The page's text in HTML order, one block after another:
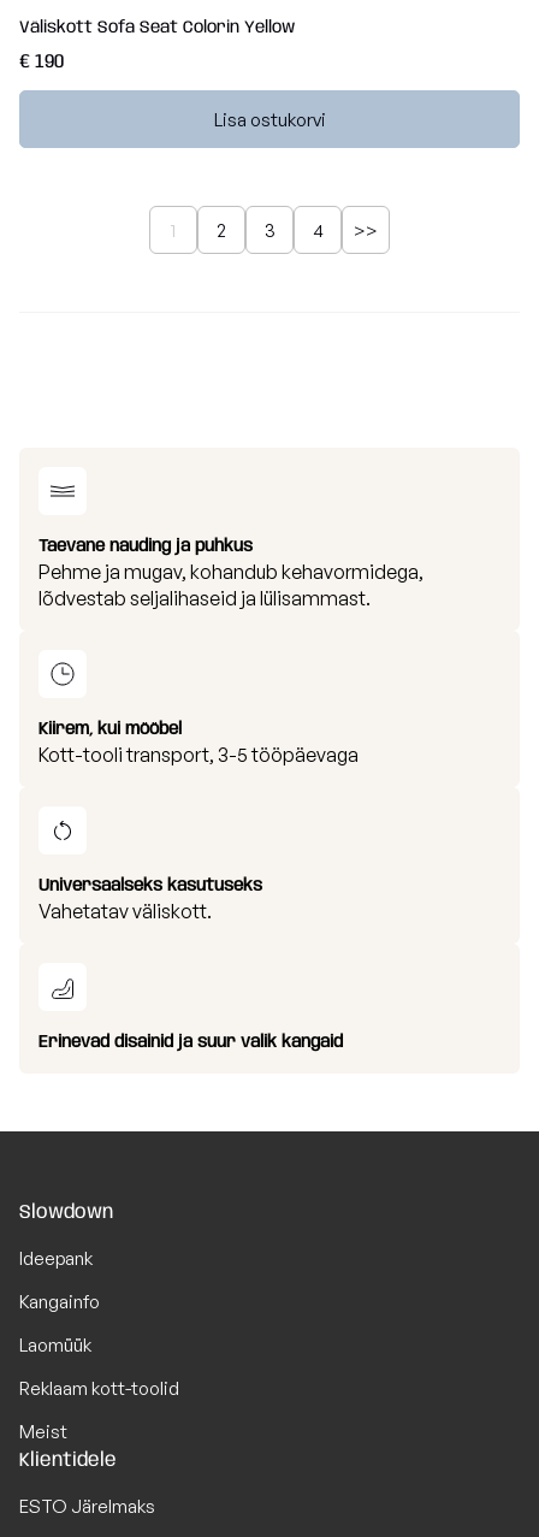
Väliskott Sofa Seat Colorin Yellow
€ 190
Lisa ostukorvi
1 2 3 4 >>
Taevane nauding ja puhkus
Pehme ja mugav, kohandub kehavormidega,
lõdvestab seljalihaseid ja lülisammast.
Kiirem, kui mööbel
Kott-tooli transport, 3-5 tööpäevaga
Universaalseks kasutuseks
Vahetatav väliskott.
Erinevad disainid ja suur valik kangaid
Slowdown
Ideepank
Kangainfo
Laomüük
Reklaam kott-toolid
Meist
Klientidele
ESTO Järelmaks